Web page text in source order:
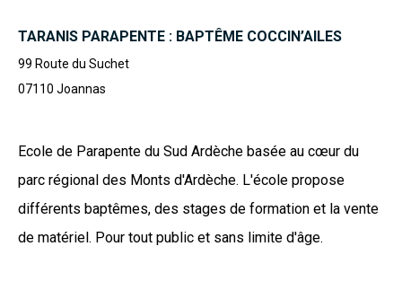
TARANIS PARAPENTE : BAPTÊME COCCIN’AILES
99 Route du Suchet
07110 Joannas
Ecole de Parapente du Sud Ardèche basée au cœur du
parc régional des Monts d'Ardèche. L'école propose
différents baptêmes, des stages de formation et la vente
de matériel. Pour tout public et sans limite d'âge.